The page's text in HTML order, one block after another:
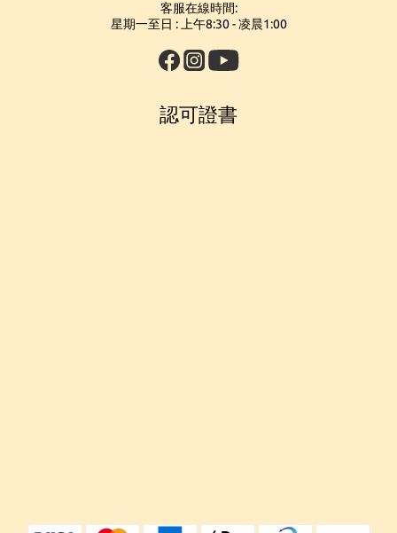
客服在線時間:
星期一至日 : 上午8:30 - 凌晨1:00
認可證書